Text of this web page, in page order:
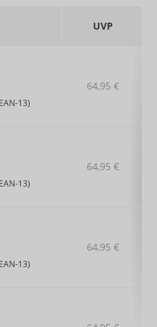
UVP
13)
64,95 €
13)
64,95 €
13)
64,95 €